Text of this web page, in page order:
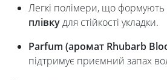
Легкі полімери, що формують
плівкудля стійкості укладки.
Parfum (аромат Rhubarb
підтримує приємний запах